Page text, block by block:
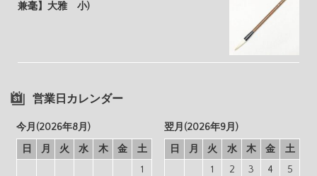
兼毫】大雅 小)
営業日カレンダー
今月(2026年8月)
日
月 火 水 木 金
土
1
翌月(2026年9月)
日
月 火 水 木 金
土
1
2 3 4
5